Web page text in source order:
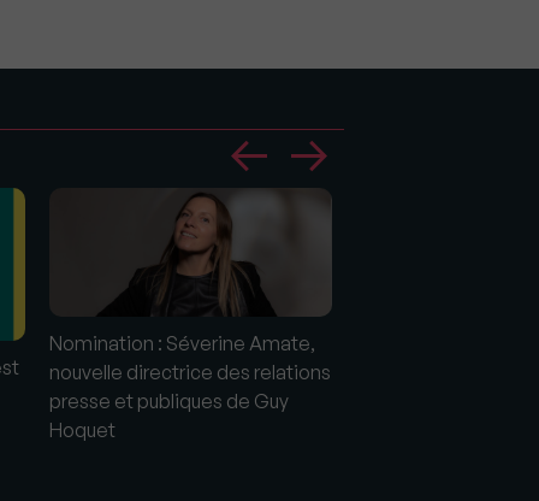
Nomination : Séverine Amate,
nouvelle directrice des relations
presse et publiques de Guy
Hoquet